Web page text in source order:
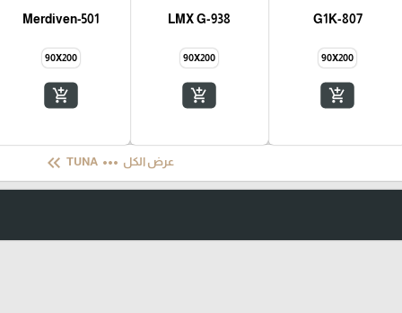
G1K-807
90X200
add_shopping_cart
LMX G-938
90X200
add_shopping_cart
Merdiven-501
90X200
add_shopping_cart
عرض الكل more_horiz
TUNA
keyboard_double_arrow_left